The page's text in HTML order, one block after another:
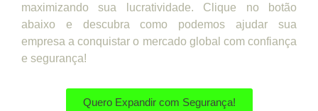
maximizando sua lucratividade. Clique no botão
abaixo e descubra como podemos ajudar sua
empresa a conquistar o mercado global com confiança
e segurança!
Quero Expandir com Segurança!